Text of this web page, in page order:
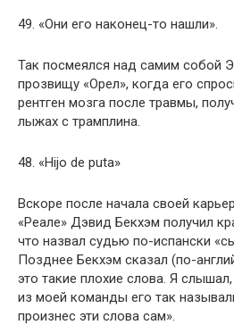
49. «Они его наконец-то нашли».
Так посмеялся над самим собой
прозвищу «Орел», когда его
рентген мозга после травмы,
лыжах с трамплина.
48. «Hijo de puta»
Вскоре после начала своей
«Реале» Дэвид Бекхэм получил
что назвал судью по-испански
Позднее Бекхэм сказал (по-
это такие плохие слова. Я
из моей команды его так
произнес эти слова сам».